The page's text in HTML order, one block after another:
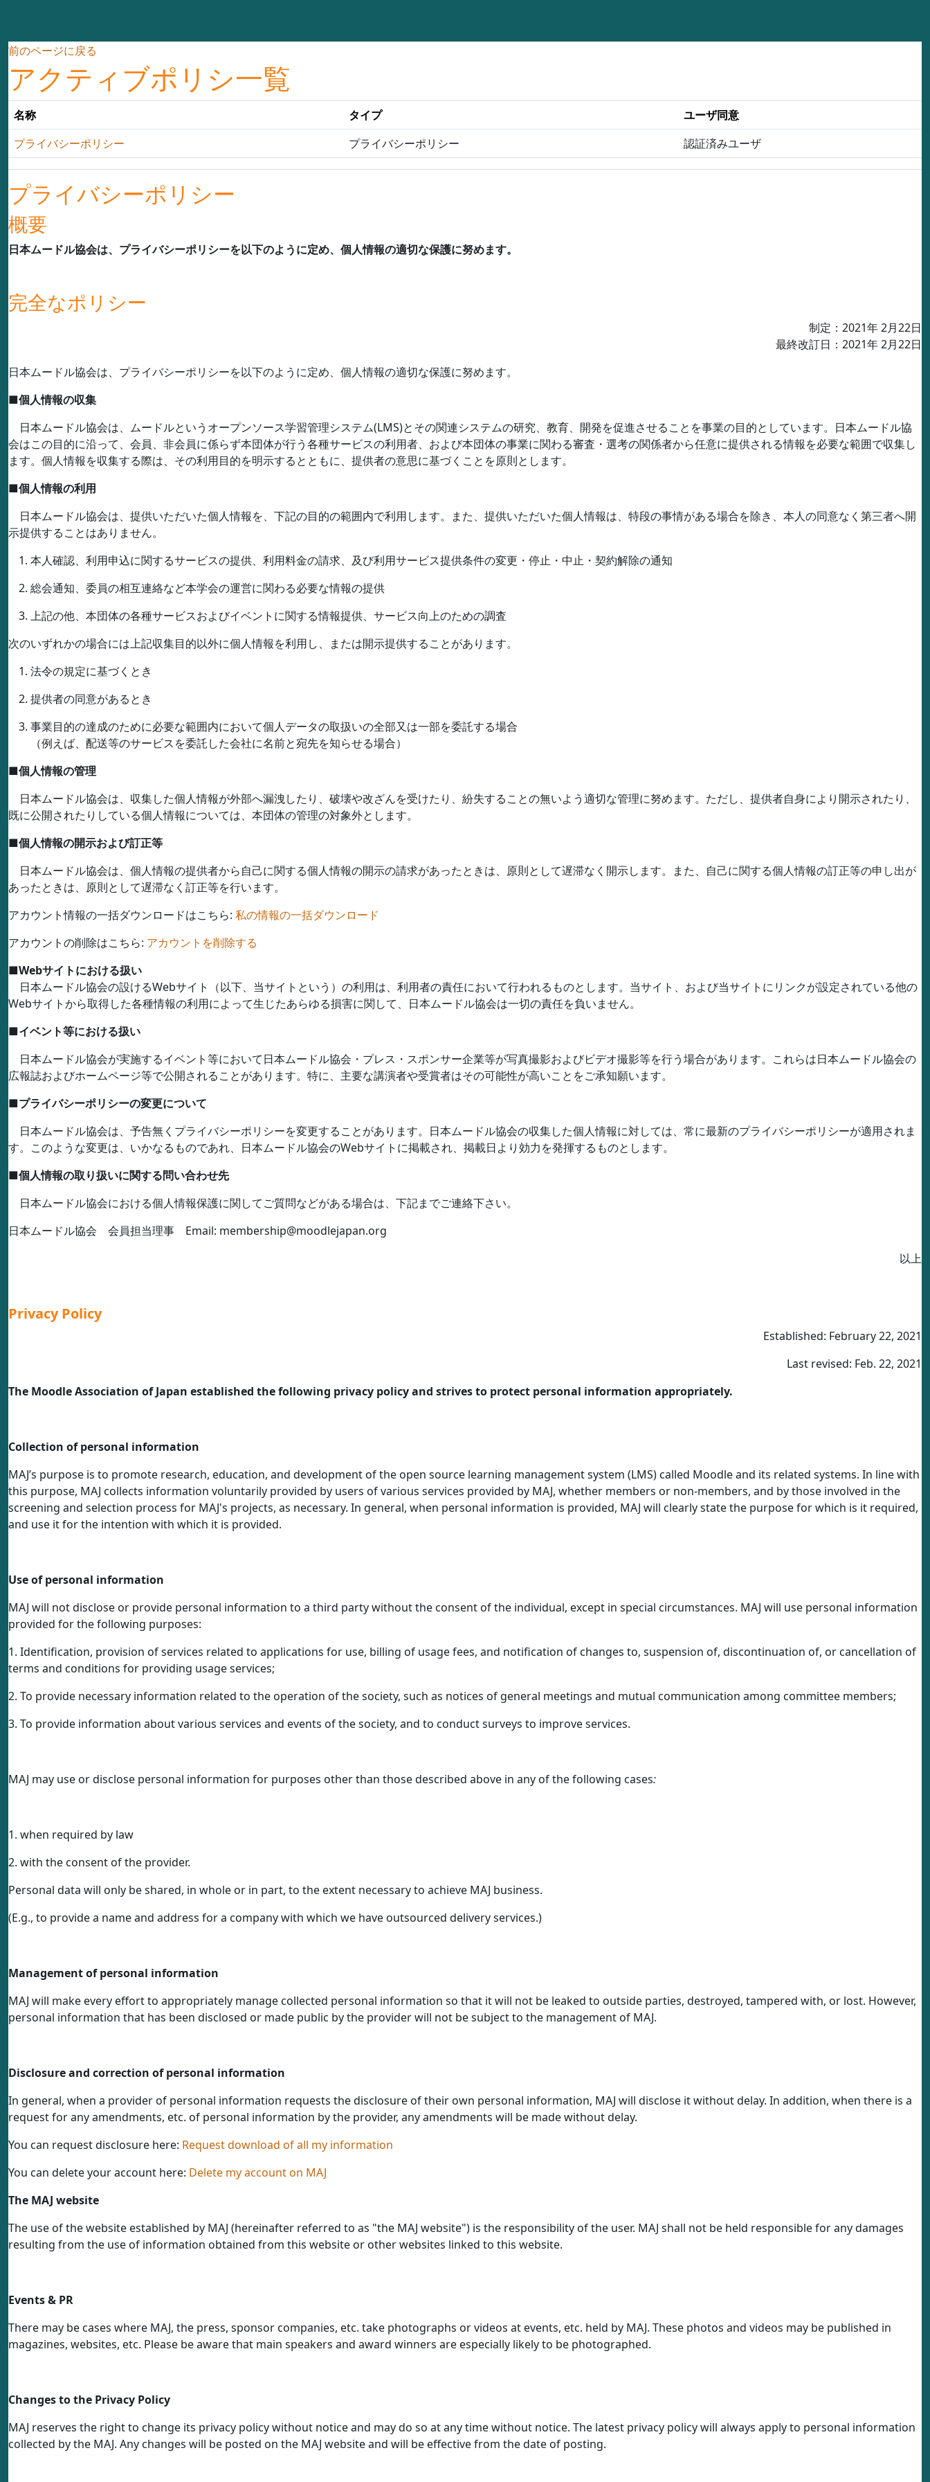
前のページに戻る
アクティブポリシ一覧
名称 タイプ
ユーザ同意
プライバシーポリシー
プライバシーポリシー 認証済みユーザ
プライバシーポリシー
概要
日本ムードル協会は、プライバシーポリシーを以下のように定め、個人情報の適切な保護に努めます。
完全なポリシー
制定： 2021年2月22日
最終改訂日： 2021年2月22日
日本ムードル協会は、プライバシーポリシーを以下のように定め、個人情報の適切な保護に努めます。
■個人情報の収集
日本ムードル協会は、ムードルというオープンソース学習管理システム(LMS)とその関連システムの研究、教育、開発を促進させることを事業の目的としています。日本ムードル協
会はこの目的に沿って、会員、非会員に係らず本団体が行う各種サービスの利用者、および本団体の事業に関わる審査・選考の関係者から任意に提供される情報を必要な範囲で収集し
ます。個人情報を収集する際は、その利用目的を明示するとともに、提供者の意思に基づくことを原則とします。
■個人情報の利用
日本ムードル協会は、提供いただいた個人情報を、下記の目的の範囲内で利用します。また、提供いただいた個人情報は、特段の事情がある場合を除き、本人の同意なく第三者へ開
示提供することはありません。
本人確認、利用申込に関するサービスの提供、利用料金の請求、及び利用サービス提供条件の変更・停止・中止・契約解除の通知
総会通知、委員の相互連絡など本学会の運営に関わる必要な情報の提供
上記の他、本団体の各種サービスおよびイベントに関する情報提供、サービス向上のための調査
次のいずれかの場合には上記収集目的以外に個人情報を利用し、または開示提供することがあります。
法令の規定に基づくとき
提供者の同意があるとき
事業目的の達成のために必要な範囲内において個人データの取扱いの全部又は一部を委託する場合
（例えば、配送等のサービスを委託した会社に名前と宛先を知らせる場合）
■個人情報の管理
日本ムードル協会は、収集した個人情報が外部へ漏洩したり、破壊や改ざんを受けたり、紛失することの無いよう適切な管理に努めます。ただし、提供者自身により開示されたり、
既に公開されたりしている個人情報については、本団体の管理の対象外とします。
■個人情報の開示および訂正等
日本ムードル協会は、個人情報の提供者から自己に関する個人情報の開示の請求があったときは、原則として遅滞なく開示します。また、自己に関する個人情報の訂正等の申し出が
あったときは、原則として遅滞なく訂正等を行います。
アカウント情報の一括ダウンロードはこちら: 私の情報の一括ダウンロード
アカウントの削除はこちら: アカウントを削除する
■Webサイトにおける扱い
日本ムードル協会の設けるWebサイト（以下、当サイトという）の利用は、利用者の責任において行われるものとします。当サイト、および当サイトにリンクが設定されている他の
Webサイトから取得した各種情報の利用によって生じたあらゆる損害に関して、日本ムードル協会は一切の責任を負いません。
■イベント等における扱い
日本ムードル協会が実施するイベント等において日本ムードル協会・プレス・スポンサー企業等が写真撮影およびビデオ撮影等を行う場合があります。これらは日本ムードル協会の
広報誌およびホームページ等で公開されることがあります。特に、主要な講演者や受賞者はその可能性が高いことをご承知願います。
■プライバシーポリシーの変更について
日本ムードル協会は、予告無くプライバシーポリシーを変更することがあります。日本ムードル協会の収集した個人情報に対しては、常に最新のプライバシーポリシーが適用されま
す。このような変更は、いかなるものであれ、日本ムードル協会のWebサイトに掲載され、掲載日より効力を発揮するものとします。
■個人情報の取り扱いに関する問い合わせ先
日本ムードル協会における個人情報保護に関してご質問などがある場合は、下記までご連絡下さい。
日本ムードル協会 会員担当理事 Email: membership@moodlejapan.org
以上
Privacy Policy
Established: February 22, 2021
Last revised: Feb. 22, 2021
The Moodle Association of Japan established the following privacy policy and strives to protect personal information appropriately.
Collection of personal information
MAJ’s purpose is to promote research, education, and development of the open source learning management system (LMS) called Moodle and its related systems. In line with
this purpose, MAJ collects information voluntarily provided by users of various services provided by MAJ, whether members or non-members, and by those involved in the
screening and selection process for MAJ's projects, as necessary. In general, when personal information is provided, MAJ will clearly state the purpose for which is it required,
and use it for the intention with which it is provided.
Use of personal information
MAJ will not disclose or provide personal information to a third party without the consent of the individual, except in special circumstances. MAJ will use personal information
provided for the following purposes:
1. Identification, provision of services related to applications for use, billing of usage fees, and notification of changes to, suspension of, discontinuation of, or cancellation of
terms and conditions for providing usage services;
2. To provide necessary information related to the operation of the society, such as notices of general meetings and mutual communication among committee members;
3. To provide information about various services and events of the society, and to conduct surveys to improve services.
MAJ may use or disclose personal information for purposes other than those described above in any of the following cases:
1. when required by law
2. with the consent of the provider.
Personal data will only be shared, in whole or in part, to the extent necessary to achieve MAJ business.
(E.g., to provide a name and address for a company with which we have outsourced delivery services.)
Management of personal information
MAJ will make every effort to appropriately manage collected personal information so that it will not be leaked to outside parties, destroyed, tampered with, or lost. However,
personal information that has been disclosed or made public by the provider will not be subject to the management of MAJ.
Disclosure and correction of personal information
In general, when a provider of personal information requests the disclosure of their own personal information, MAJ will disclose it without delay. In addition, when there is a
request for any amendments, etc. of personal information by the provider, any amendments will be made without delay.
You can request disclosure here: Request download of all my information
You can delete your account here: Delete my account on MAJ
The MAJ website
The use of the website established by MAJ (hereinafter referred to as "the MAJ website") is the responsibility of the user. MAJ shall not be held responsible for any damages
resulting from the use of information obtained from this website or other websites linked to this website.
Events & PR
There may be cases where MAJ, the press, sponsor companies, etc. take photographs or videos at events, etc. held by MAJ. These photos and videos may be published in
magazines, websites, etc. Please be aware that main speakers and award winners are especially likely to be photographed.
Changes to the Privacy Policy
MAJ reserves the right to change its privacy policy without notice and may do so at any time without notice. The latest privacy policy will always apply to personal information
collected by the MAJ. Any changes will be posted on the MAJ website and will be effective from the date of posting.